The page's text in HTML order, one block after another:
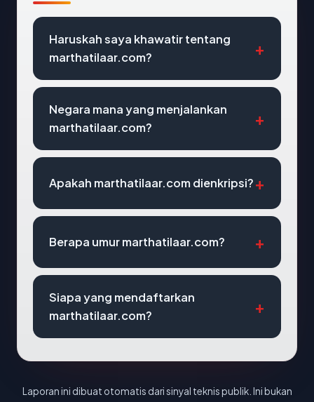
Haruskah saya khawatir tentang
marthatilaar.com?
Negara mana yang menjalankan
marthatilaar.com?
Apakah marthatilaar.com dienkripsi?
Berapa umur marthatilaar.com?
Siapa yang mendaftarkan
marthatilaar.com?
Laporan ini dibuat otomatis dari sinyal teknis publik. Ini bukan